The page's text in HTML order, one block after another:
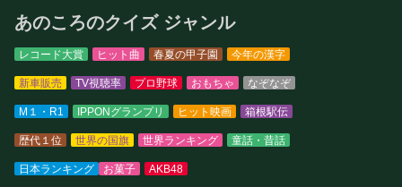
あのころのクイズ ジャンル
レコード大賞 ヒット曲 春夏の甲子園 今年の漢字
新車販売 TV視聴率 プロ野球 おもちゃ なぞなぞ
M１・R1 IPPONグランプリ ヒット映画 箱根駅伝
歴代１位 世界の国旗 世界ランキング 童話・昔話
日本ランキング お菓子 AKB48